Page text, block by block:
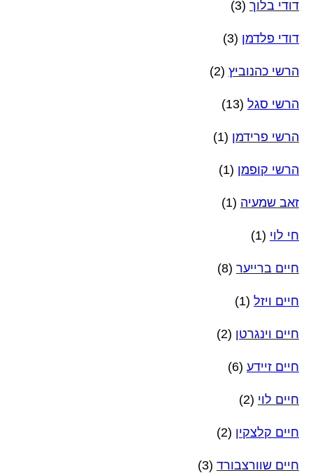
דודי בלוך (3)
דודי פלדמן (3)
הרשי כהנוביץ (2)
הרשי סגל (13)
הרשי פרידמן (1)
הרשי קופמן (1)
זאב שמעיה (1)
חי לוי (1)
חיים ברייער (8)
חיים ויזל (1)
חיים וינגרטן (2)
חיים זיידע (6)
חיים לוי (2)
חיים קלצקין (2)
חיים שוורצבורד (3)